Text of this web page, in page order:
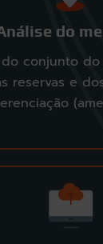
do
conjunto do
reservas e